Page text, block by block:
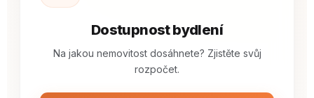
Dostupnost bydlení
Na jakou nemovitost dosáhnete? Zjistěte svůj
rozpočet.